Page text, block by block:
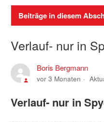
Beiträge in diesem
Verlauf- nur in
Boris Bergmann
vor 3 Monaten
Verlauf- nur in